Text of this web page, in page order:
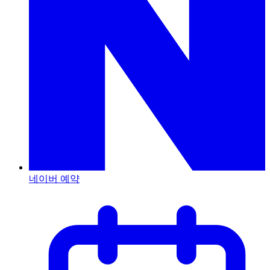
네이버 예약